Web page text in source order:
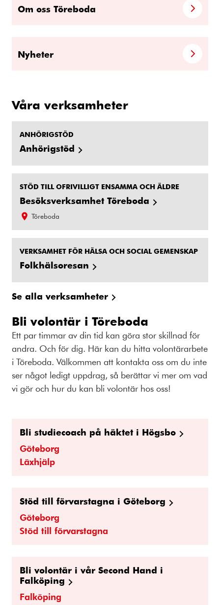
Om oss Töreboda
Nyheter
Våra verksamheter
ANHÖRIGSTÖD
Anhörigstöd
STÖD TILL OFRIVILLIGT ENSAMMA OCH ÄLDRE
Besöksverksamhet Töreboda
Töreboda
VERKSAMHET FÖR HÄLSA OCH SOCIAL GEMENSKAP
Folkhälsoresan
Se alla verksamheter
Bli volontär i Töreboda
Ett par timmar av din tid kan göra stor skillnad för
andra. Och för dig. Här kan du hitta volontärarbete
i Töreboda. Välkommen att kontakta oss om du inte
ser något ledigt uppdrag, så berättar vi mer om vad
vi gör och hur du kan bli volontär hos oss!
Bli studiecoach på häktet i Högsbo
Göteborg
Läxhjälp
Stöd till förvarstagna i Göteborg
Göteborg
Stöd till förvarstagna
Bli volontär i vår Second Hand i
Falköping
Falköping